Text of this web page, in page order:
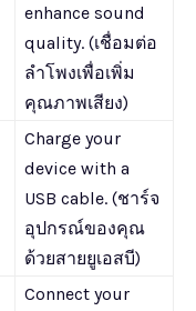
enhance sound
quality. (เชื่อมต่อ
ลำโพงเพื่อเพิ่ม
คุณภาพเสียง)
Charge your
device with a
USB cable. (ชาร์จ
อุปกรณ์ของคุณ
ด้วยสายยูเอสบี)
Connect your